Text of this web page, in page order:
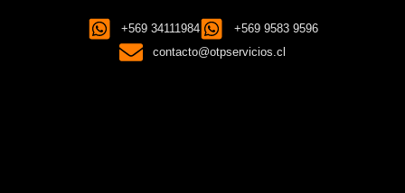
+569 34111984
+569 9583 9596
contacto@otpservicios.cl